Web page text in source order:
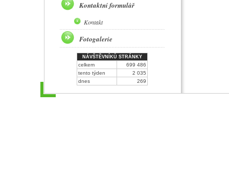
Kontaktní formulář
Kontakt
Fotogalerie
NÁVŠTĚVNÍKŮ STRÁNKY
celkem
699 486
tento týden
2 035
dnes
269